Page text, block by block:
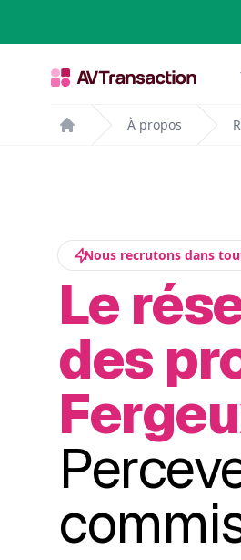
Home
À propos
Nous recrutons dans
Le
des